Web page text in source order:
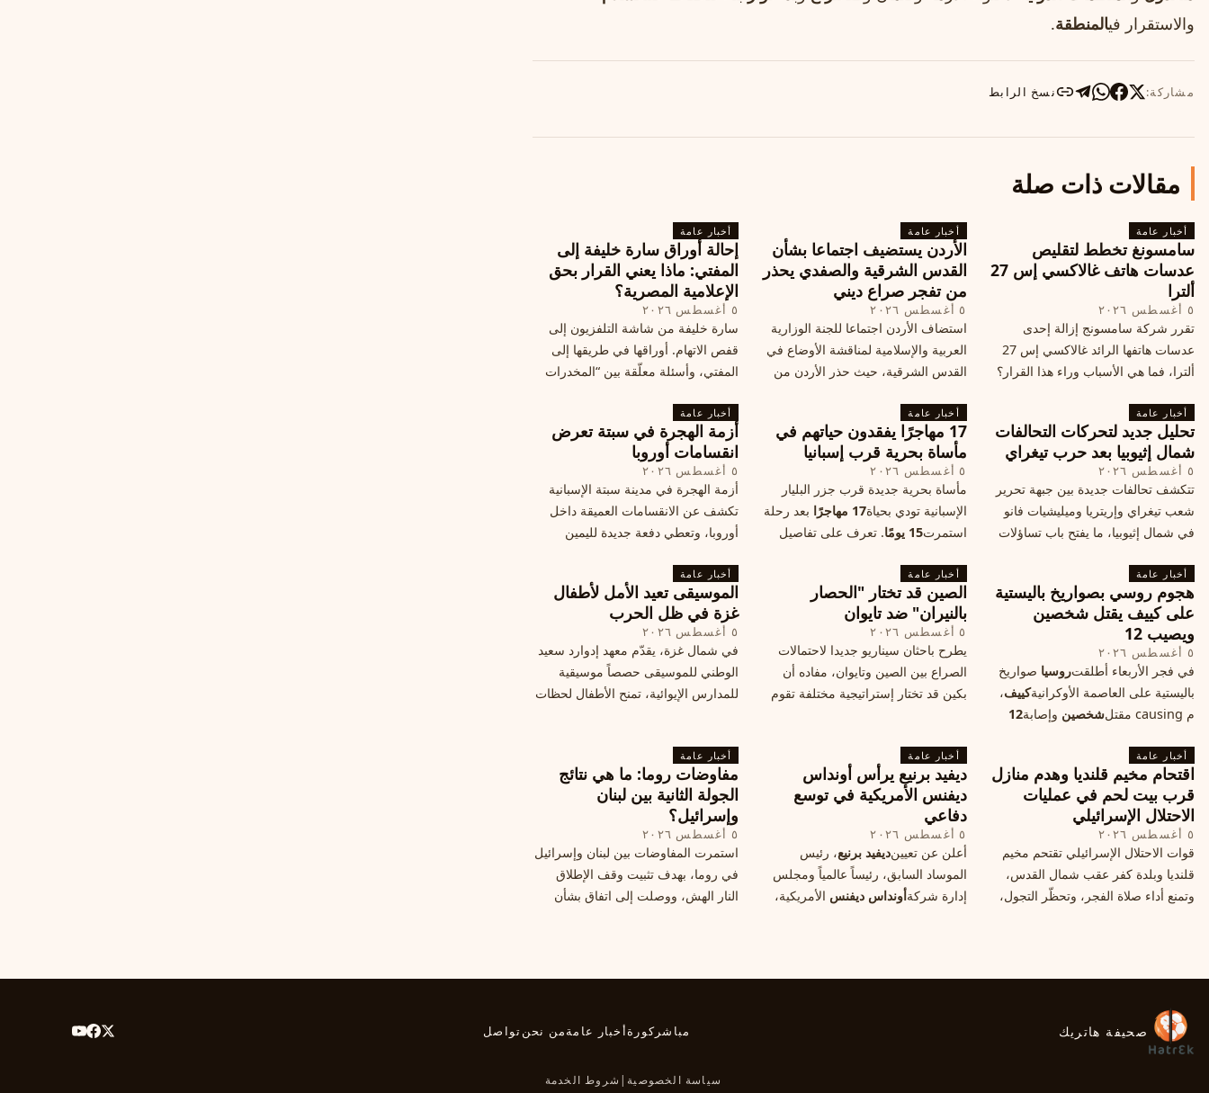
والاستقرار فيالمنطقة.
مشاركة: نسخ الرابط
مقالات ذات صلة
أخبار عامة
سامسونغ تخطط لتقليص
عدسات هاتف غالاكسي إس 27
ألترا
٥ أغسطس ٢٠٢٦
تقرر شركة سامسونج إزالة إحدى
عدسات هاتفها الرائد غالاكسي إس 27
ألترا، فما هي الأسباب وراء هذا القرار؟
الأندرويد الأغلى في السوق؟
أخبار عامة
الأردن يستضيف اجتماعا بشأن
القدس الشرقية والصفدي يحذر
من تفجر صراع ديني
٥ أغسطس ٢٠٢٦
استضاف الأردن اجتماعا للجنة الوزارية
العربية والإسلامية لمناقشة الأوضاع في
القدس الشرقية، حيث حذر الأردن من
الدول إلى الامتناع عن نقل سفاراتها إلى
القدس، ما يزيد التوتر في المنطقة
أخبار عامة
إحالة أوراق سارة خليفة إلى
المفتي: ماذا يعني القرار بحق
الإعلامية المصرية؟
٥ أغسطس ٢٠٢٦
سارة خليفة من شاشة التلفزيون إلى
قفص الاتهام. أوراقها في طريقها إلى
المفتي، وأسئلة معلّقة بين “المخدرات
أخبار عامة
تحليل جديد لتحركات التحالفات
شمال إثيوبيا بعد حرب تيغراي
٥ أغسطس ٢٠٢٦
تتكشف تحالفات جديدة بين جبهة تحرير
شعب تيغراي وإريتريا وميليشيات فانو
في شمال إثيوبيا، ما يفتح باب تساؤلات
الخريطة السياسية.
أخبار عامة
17 مهاجرًا يفقدون حياتهم في
مأساة بحرية قرب إسبانيا
٥ أغسطس ٢٠٢٦
مأساة بحرية جديدة قرب جزر البليار
الإسبانية تودي بحياة17 مهاجرًا
بعد رحلة
استمرت15 يومًا
. تعرف على تفاصيل
أخبار عامة
أزمة الهجرة في سبتة تعرض
انقسامات أوروبا
٥ أغسطس ٢٠٢٦
أزمة الهجرة في مدينة سبتة الإسبانية
تكشف عن الانقسامات العميقة داخل
أوروبا، وتعطي دفعة جديدة لليمين
الأوروبي لاستغلال هشاشة موقفه، فما
هي الآثار السياسية لهذه الأزمة؟
أخبار عامة
هجوم روسي بصواريخ باليستية
على كييف يقتل شخصين
ويصيب 12
٥ أغسطس ٢٠٢٦
في فجر الأربعاء أطلقتروسيا صواريخ
باليستية على العاصمة الأوكرانيةكييف،
م causing مقتل
شخصين وإصابة12
المدني. تفاصيل الهجوم وتداعياته.
أخبار عامة
الصين قد تختار "الحصار
بالنيران" ضد تايوان
٥ أغسطس ٢٠٢٦
يطرح باحثان سيناريو جديدا لاحتمالات
الصراع بين الصين وتايوان، مفاده أن
بكين قد تختار إستراتيجية مختلفة تقوم
"الحصار بالنيران
أخبار عامة
الموسيقى تعيد الأمل لأطفال
غزة في ظل الحرب
٥ أغسطس ٢٠٢٦
في شمال غزة، يقدّم معهد إدوارد سعيد
الوطني للموسيقى حصصاً موسيقية
للمدارس الإيوائية، تمنح الأطفال لحظات
أخبار عامة
اقتحام مخيم قلنديا وهدم منازل
قرب بيت لحم في عمليات
الاحتلال الإسرائيلي
٥ أغسطس ٢٠٢٦
قوات الاحتلال الإسرائيلي تقتحم مخيم
قلنديا وبلدة كفر عقب شمال القدس،
وتمنع أداء صلاة الفجر، وتحظّر التجول،
أخبار عامة
ديفيد برنيع يرأس أونداس
ديفنس الأمريكية في توسع
دفاعي
٥ أغسطس ٢٠٢٦
أعلن عن تعيينديفيد برنيع، رئيس
الموساد السابق، رئيساً عالمياً ومجلس
إدارة شركةأونداس ديفنس الأمريكية،
أخبار عامة
مفاوضات روما: ما هي نتائج
الجولة الثانية بين لبنان
وإسرائيل؟
٥ أغسطس ٢٠٢٦
استمرت المفاوضات بين لبنان وإسرائيل
في روما، بهدف تثبيت وقف الإطلاق
النار الهش، ووصلت إلى اتفاق بشأن
لمعالجة الملفات العالقة، فيما يرى
صحيفة هاتريك
مباشر كورةأخبار عامةمن نحنتواصل
سياسة الخصوصية | شروط الخدمة